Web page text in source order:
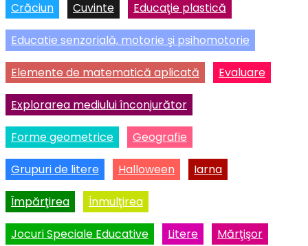
Crăciun Cuvinte Educaţie plastică
Educatie senzorială, motorie şi psihomotorie
Elemente de matematică aplicată Evaluare
Explorarea mediului înconjurător
Forme geometrice Geografie
Grupuri de litere Halloween Iarna
Împărţirea Înmulţirea
Jocuri Speciale Educative Litere Mărţişor